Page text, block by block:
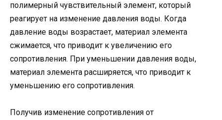
полимерный чувствительный элемент, который
реагирует на изменение давления воды. Когда
давление воды возрастает, материал элемента
сжимается, что приводит к увеличению его
сопротивления. При уменьшении давления воды,
материал элемента расширяется, что приводит к
уменьшению его сопротивления.
Получив изменение сопротивления от